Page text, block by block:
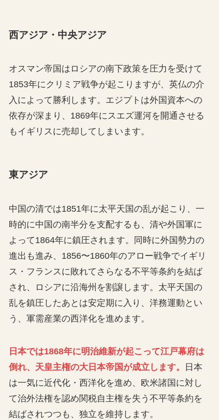
西アジア・中央アジア
オスマン帝国はロシアの南下政策を圧力を受けて
1853年にクリミア戦争が起こりますが、英仏の介
入によって勝利します。エジプトは外国資本への
依存が深まり、1869年にスエズ運河を開通させる
もイギリスに売却してしまいます。
東アジア
中国の清では1851年に太平天国の乱が起こり、一
時的に中国の南半分を支配するも、清や外国軍に
よって1864年に鎮圧されます。同時に外国勢力の
進出も進み、1856〜1860年のアロー戦争でイギリ
ス・フランスに敗れてさらなる不平等条約を結ば
され、ロシアに沿海州を割譲します。太平天国の
乱を鎮圧したあとは安定期に入り、洋務運動とい
う、軍需産業の西洋化を進めます。
日本では1868年に明治維新が起こって江戸幕府は
倒れ、天皇主権の大日本帝国が成立します。
日本
は一気に近代化・西洋化を進め、欧米諸国に対し
て治外法権を認め関税自主権を失う不平等条約を
結ばされつつも、独立を維持します。